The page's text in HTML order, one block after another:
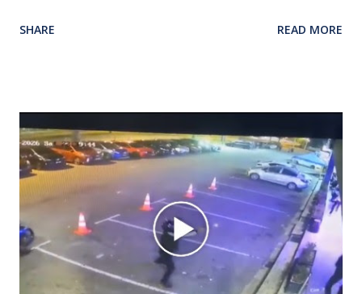
antara seorang lelaki warga asing dengan pemandu Grab
Grab bertindak mempertahankan wanita terbabit sebelum
berlaku pertikaman lidah antara kedua-dua pihak. Video
berkenaan kini tular di media sosial dan mendapat pelbagai
reaksi orang ramai. Antara komen orang awam yang tular di
media sosial mengenai insiden tersebut ialah ramai yang
meluahkan rasa marah terhadap tindakan lelaki berkenaan
serta memuji pemandu Grab kerana campur tangan.
Sebahagian netizen turut meminta pihak berkuasa
SHARE READ MORE